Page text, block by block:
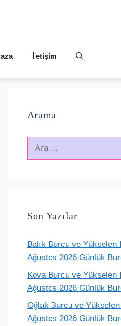
İletişim
Günlük yorum
Akrep
Günlük yorum
Arama
için
Son Yazılar
Balık Burcu ve Yükselen
Ağustos 2026 Günlük
Kova Burcu ve Yükselen
Ağustos 2026 Günlük
Oğlak Burcu ve
Ağustos 2026 Günlük